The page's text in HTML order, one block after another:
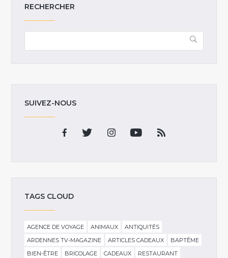
RECHERCHER
SUIVEZ-NOUS
TAGS CLOUD
AGENCE DE VOYAGE ANIMAUX
ANTIQUITÉS
ARDENNES TV-MAGAZINE
ARTICLES CADEAUX
BAPTÊME
BIEN-ÊTRE
BRICOLAGE CADEAUX
RESTAURANT